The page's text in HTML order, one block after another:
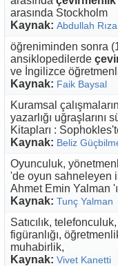
arasında Stockholm
Kaynak: Abdullah
öğreniminden sonra
ansiklopedilerde
ve İngilizce
Kaynak: Faik Baysal
Kuramsal
yazarlığı uğraşlarını
Kitapları :
Kaynak: Beliz
Oyunculuk,
'de oyun sahneleyen
Ahmet Emin Yalman
Kaynak: Tunç Yalman
Satıcılık, telefonculuk,
figüranlığı,
muhabirlik,
Kaynak: Vivet Kanetti